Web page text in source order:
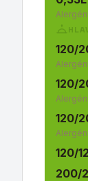
120/
120/
120/
120/
200/